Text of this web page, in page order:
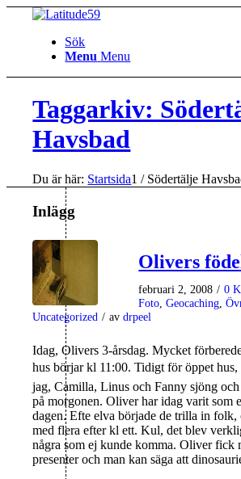
Sök
Menu Menu
Taggarkiv:
Havsbad
Du är här: Startsida1 / Södertälje
Inlägg
Olivers
februari 2, 2008 / 0
Foto ,Geocaching ,
Uncategorized / avdrpeel
Idag, Olivers 3-årsdag. Mycket
hus börjar kl 11:00. Tidigt för öppet
jag, Camilla, Linus och Fanny sjöng
på morgonen. Oliver har idag varit som
dagen. Efte elva började de trilla in folk,
med flera efter kl ett. Kul, det blev
några som ej kunde komma. Oliver fick
presenter och man kan säga att